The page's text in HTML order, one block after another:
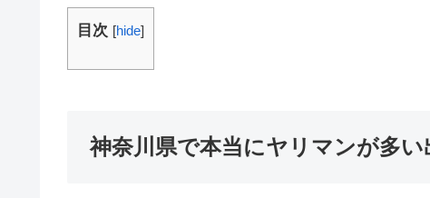
目次 [hide]
神奈川県で本当にヤリマンが多